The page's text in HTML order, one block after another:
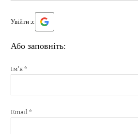
Увійти з:
Або заповніть:
Ім'я*
Email*